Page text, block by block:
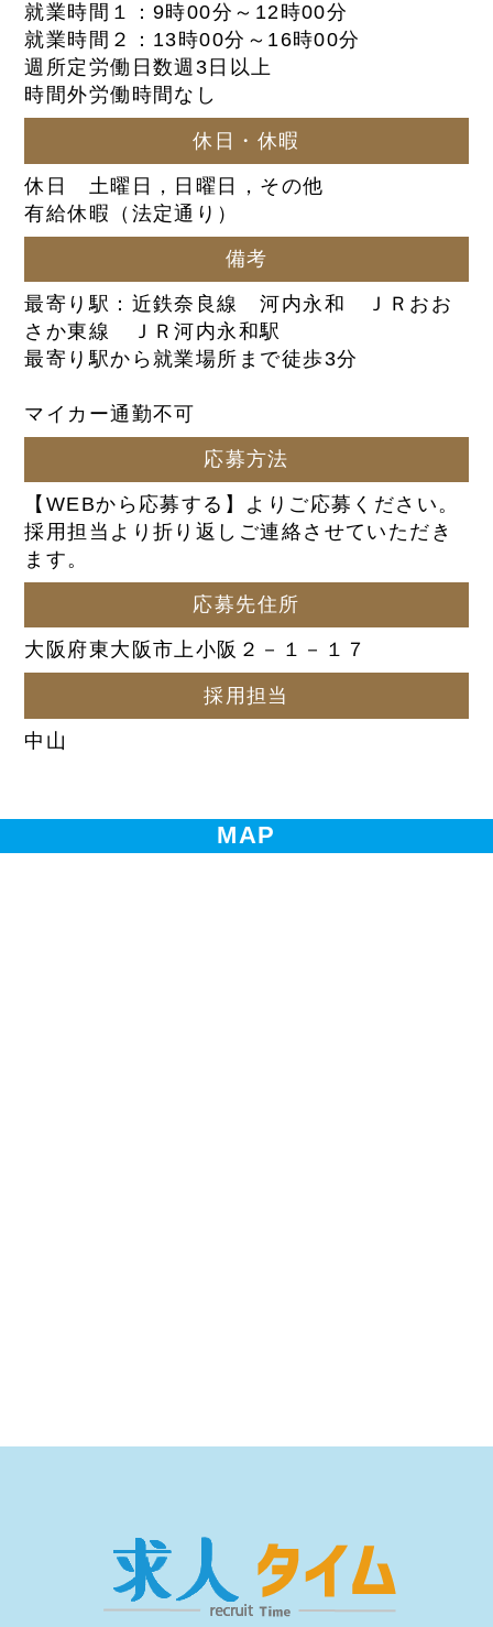
就業時間１：9時00分～12時00分
就業時間２：13時00分～16時00分
週所定労働日数週3日以上
時間外労働時間なし
休日・休暇
休日 土曜日，日曜日，その他
有給休暇（法定通り）
備考
最寄り駅：近鉄奈良線 河内永和 ＪＲおお
さか東線 ＪＲ河内永和駅
最寄り駅から就業場所まで徒歩3分
マイカー通勤不可
応募方法
【WEBから応募する】よりご応募ください。
採用担当より折り返しご連絡させていただき
ます。
応募先住所
大阪府東大阪市上小阪２－１－１７
採用担当
中山
MAP